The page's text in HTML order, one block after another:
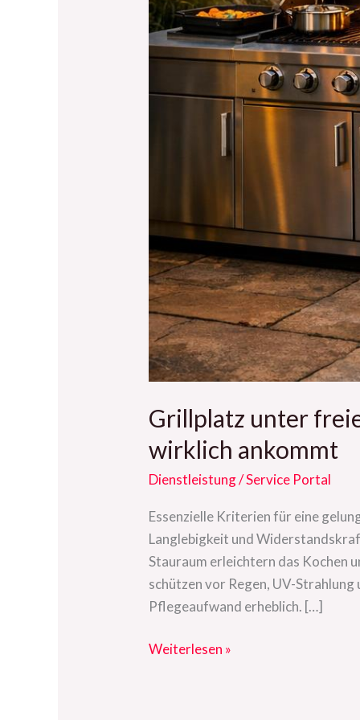
Grillplatz unter
wirklich ankommt
Dienstleistung/Service Portal
Essenzielle Kriterien für eine
Langlebigkeit und
Stauraum erleichtern das Kochen
schützen vor Regen, UV-
Pflegeaufwand erheblich. […]
Weiterlesen »